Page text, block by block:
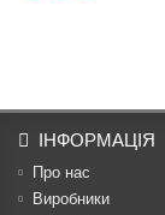
ІНФОРМАЦІЯ
Про нас
Виробники